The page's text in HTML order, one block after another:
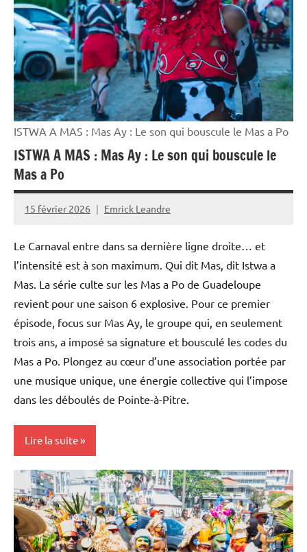
Outremer
Reportage
Société
ISTWA A MAS : Mas Ay : Le son qui bouscule le Mas a Po
ISTWA A MAS : Mas Ay : Le son qui bouscule le
Mas a Po
15 février 2026 Emrick Leandre
Le Carnaval entre dans sa dernière ligne droite… et
l’intensité est à son maximum. Qui dit Mas, dit Istwa a
Mas. La série culte sur les Mas a Po de Guadeloupe
revient pour une saison 6 explosive. Pour ce premier
épisode, focus sur Mas Ay, le groupe qui, en seulement
trois ans, a imposé sa signature et bousculé les codes du
Mas a Po. Plongez au cœur d’une association portée par
une musique unique, une énergie collective qui l’impose
dans les déboulés de Pointe-à-Pitre.
Lire la suite
Antilles-
Guyane
Blog